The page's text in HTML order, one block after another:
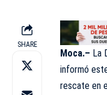
SHARE
Moca.– La
informó
rescate en